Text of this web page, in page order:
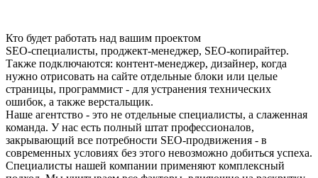
Кто будет работать над вашим проектом
SEO-специалисты, проджект-менеджер, SEO-копирайтер.
Также подключаются: контент-менеджер, дизайнер, когда
нужно отрисовать на сайте отдельные блоки или целые
страницы, программист - для устранения технических
ошибок, а также верстальщик.
Наше агентство - это не отдельные специалисты, а слаженная
команда. У нас есть полный штат профессионалов,
закрывающий все потребности SEO-продвижения - в
современных условиях без этого невозможно добиться успеха.
Специалисты нашей компании применяют комплексный